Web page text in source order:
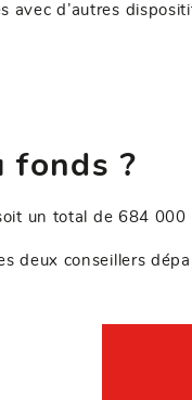
avec d’autres
fonds ?
un total de 684 000
deux conseillers